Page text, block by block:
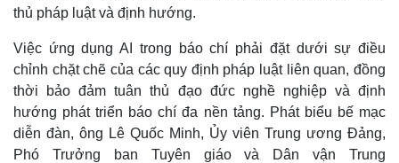
thủ pháp luật và định hướng.
Việc ứng dụng AI trong báo chí phải đặt dưới sự điều
chỉnh chặt chẽ của các quy định pháp luật liên quan, đồng
thời bảo đảm tuân thủ đạo đức nghề nghiệp và định
hướng phát triển báo chí đa nền tảng. Phát biểu bế mạc
diễn đàn, ông Lê Quốc Minh, Ủy viên Trung ương Đảng,
Phó Trưởng ban Tuyên giáo và Dân vận Trung